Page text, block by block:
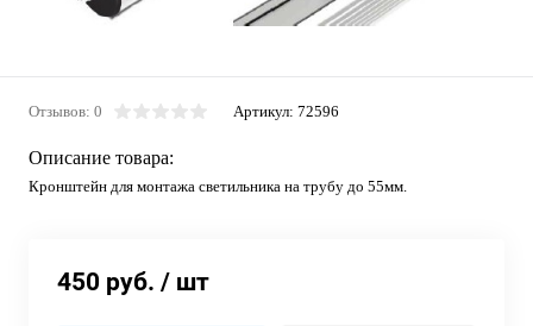
Отзывов: 0 Артикул: 72596
Описание товара:
Кронштейн для монтажа светильника на трубу до 55мм.
450 руб. / шт